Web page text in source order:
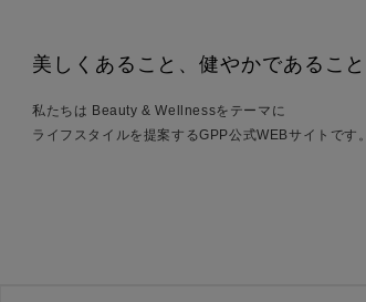
美しくあること、健やかであること
私たちは Beauty & Wellnessをテーマに
ライフスタイルを提案するGPP公式WEBサイトです。